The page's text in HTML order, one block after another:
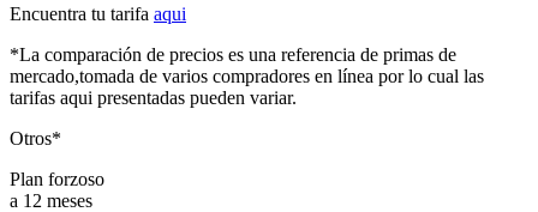
Encuentra tu tarifa aqui
*La comparación de precios es una referencia de primas de
mercado,tomada de varios compradores en línea por lo cual las
tarifas aqui presentadas pueden variar.
Otros*
Plan forzoso
a 12 meses